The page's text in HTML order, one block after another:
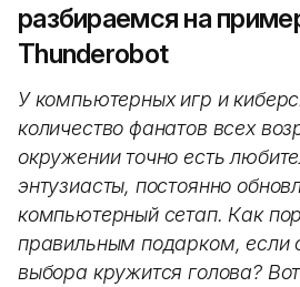
разбираемся на
Thunderobot
У компьютерных игр и
количество фанатов всех
окружении точно есть
энтузиасты, постоянно
компьютерный сетап. Как
правильным подарком, если
выбора кружится голова?